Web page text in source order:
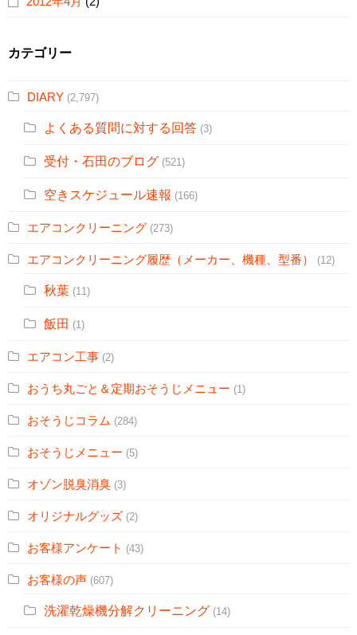
カテゴリー
DIARY (2,797)
よくある質問に対する回答 (3)
受付・石田のブログ (521)
空きスケジュール速報 (166)
エアコンクリーニング (273)
エアコンクリーニング履歴（メーカー、機種、型番） (12)
秋葉 (11)
飯田 (1)
エアコン工事 (2)
おうち丸ごと＆定期おそうじメニュー (1)
おそうじコラム (284)
おそうじメニュー (5)
オゾン脱臭消臭 (3)
オリジナルグッズ (2)
お客様アンケート (43)
お客様の声 (607)
洗濯乾燥機分解クリーニング (14)